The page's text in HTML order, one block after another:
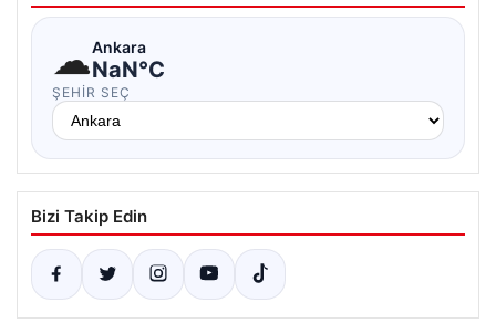
☁Ankara
NaN°C
ŞEHIR SEÇ
Bizi Takip Edin